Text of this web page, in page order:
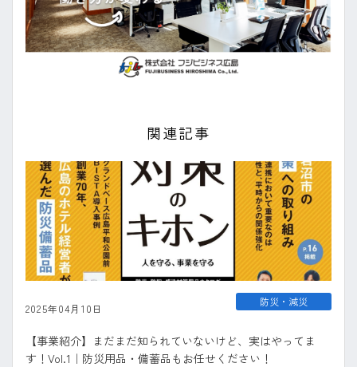
関連記事
2025年04月10日
【事業紹介】まだまだ知られていないけど、実はやってま
す！Vol.1｜防災用品・備蓄品もお任せください！
防災・減災